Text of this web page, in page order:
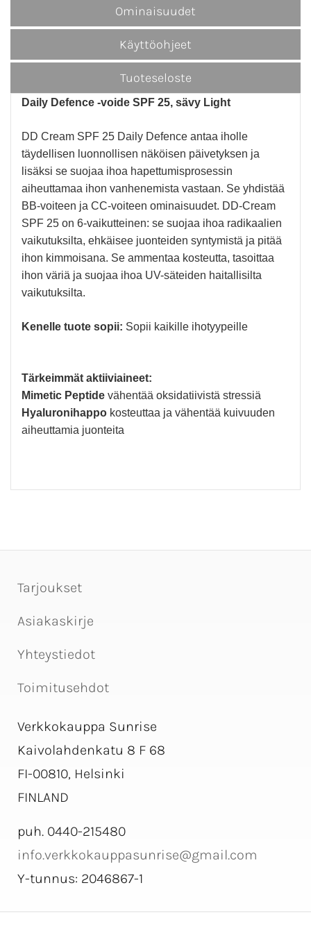
Ominaisuudet
Käyttöohjeet
Tuoteseloste
Daily Defence -voide SPF 25, sävy Light
DD Cream SPF 25 Daily Defence antaa iholle
täydellisen luonnollisen näköisen päivetyksen ja
lisäksi se suojaa ihoa hapettumisprosessin
aiheuttamaa ihon vanhenemista vastaan. Se yhdistää
BB-voiteen ja CC-voiteen ominaisuudet. DD-Cream
SPF 25 on 6-vaikutteinen: se suojaa ihoa radikaalien
vaikutuksilta, ehkäisee juonteiden syntymistä ja pitää
ihon kimmoisana. Se ammentaa kosteutta, tasoittaa
ihon väriä ja suojaa ihoa UV-säteiden haitallisilta
vaikutuksilta.
Kenelle tuote sopii: Sopii kaikille ihotyypeille
Tärkeimmät aktiiviaineet:
Mimetic Peptide vähentää oksidatiivistä stressiä
Hyaluronihappo kosteuttaa ja vähentää kuivuuden
aiheuttamia juonteita
Tarjoukset
Asiakaskirje
Yhteystiedot
Toimitusehdot
Verkkokauppa Sunrise
Kaivolahdenkatu 8 F 68
FI-00810, Helsinki
FINLAND
puh. 0440-215480
info.verkkokauppasunrise@gmail.com
Y-tunnus: 2046867-1